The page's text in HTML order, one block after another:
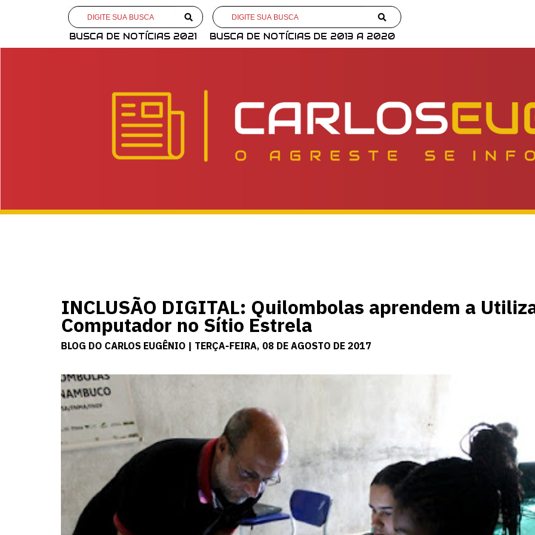
BUSCA DE NOTÍCIAS 2021 BUSCA DE NOTÍCIAS DE 2013 A 2020
INCLUSÃO DIGITAL: Quilombolas aprendem a
Computador no Sítio Estrela
BLOG DO CARLOS EUGÊNIO | TERÇA-FEIRA, 08 DE AGOSTO DE 2017